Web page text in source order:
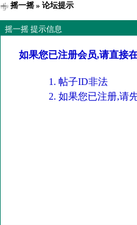
摇一摇» 论坛提示
摇一摇 提示信息
如果您已注册会员,请直接
帖子ID非法
如果您已注册,请